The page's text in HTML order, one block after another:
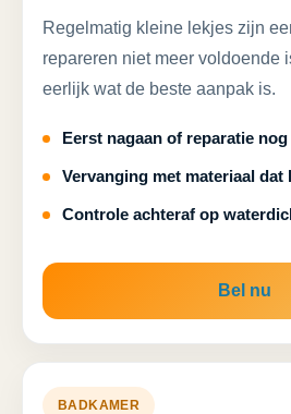
Regelmatig kleine lekjes zijn
repareren niet meer voldoende
eerlijk wat de beste aanpak is.
Eerst nagaan of reparatie
Vervanging met materiaal dat
Controle achteraf op
Bel nu
BADKAMER